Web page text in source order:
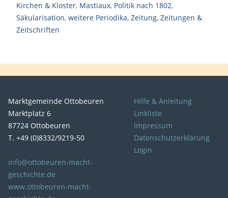
Kirchen & Kloster, Mastiaux, Politik nach 1802,
Säkularisation, weitere Periodika, Zeitung, Zeitungen &
Zeitschriften
Marktgemeinde Ottobeuren
Marktplatz 6
87724 Ottobeuren
T. +49 (0)8332/9219-50
info@ottobeuren-macht-
geschichte.de
www.ottobeuren-macht-
Hilfe & Anleitung
Linkliste
Impressum
Datenschutzerklärung
Login